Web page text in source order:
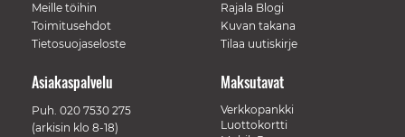
Meille töihin
Toimitusehdot
Tietosuojaseloste
Rajala Blogi
Kuvan takana
Tilaa uutiskirje
Maksutavat
Verkkopankki
Luottokortti
Asiakaspalvelu
Puh. 020 7530 275
(arkisin klo 8-18)